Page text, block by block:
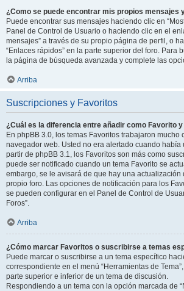
¿Como se puede encontrar mis propios mensajes
Puede encontrar sus mensajes haciendo clic en
Panel de Control de Usuario o haciendo clic en el
mensajes” a través de su propio página de perfil, o
“Enlaces rápidos” en la parte superior del foro. Para
la página de búsqueda avanzada y complete las
Arriba
Suscripciones y Favoritos
¿Cuál es la diferencia entre añadir como Favorito
En phpBB 3.0, los temas Favoritos trabajaron mucho
navegador web. Usted no era alertado cuando había
partir de phpBB 3.1, los Favoritos son más como
puede ser notificado cuando un tema Favorito se
embargo, se le avisará de que hay una actualización
propio foro. Las opciones de notificación para los
se pueden configurar en el Panel de Control de
Foros”.
Arriba
¿Cómo marcar Favoritos o suscribirse a temas
Puede marcar o suscribirse a un tema específico
correspondiente en el menú “Herramientas de
parte superior e inferior de un tema de discusión.
Respondiendo a un tema con la opción marcada de